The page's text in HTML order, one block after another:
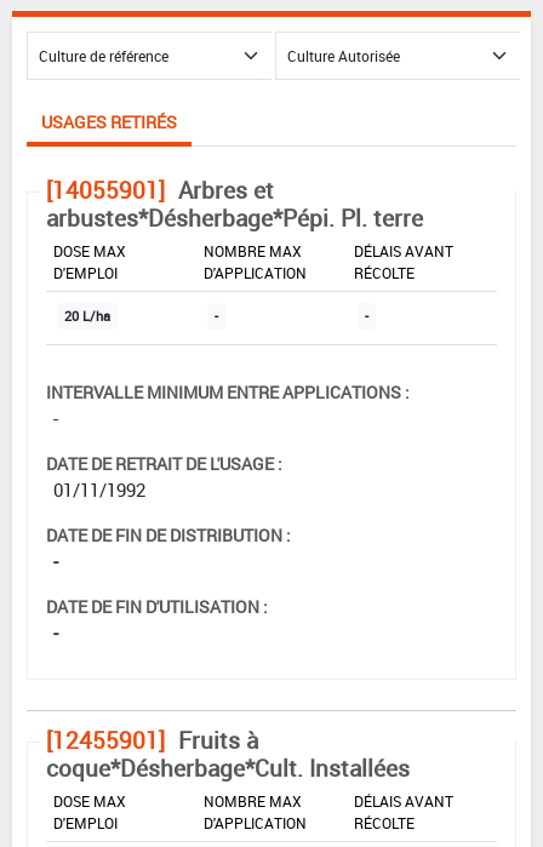
USAGES RETIRÉS
[14055901] Arbres et
arbustes*Désherbage*Pépi. Pl. terre
DOSE MAX
D'EMPLOI
NOMBRE MAX
D'APPLICATION
DÉLAIS AVANT
RÉCOLTE
20 L/ha - -
INTERVALLE MINIMUM ENTRE APPLICATIONS :
-
DATE DE RETRAIT DE L'USAGE :
01/11/1992
DATE DE FIN DE DISTRIBUTION :
-
DATE DE FIN D'UTILISATION :
-
[12455901] Fruits à
coque*Désherbage*Cult. Installées
DOSE MAX
D'EMPLOI
NOMBRE MAX
D'APPLICATION
DÉLAIS AVANT
RÉCOLTE